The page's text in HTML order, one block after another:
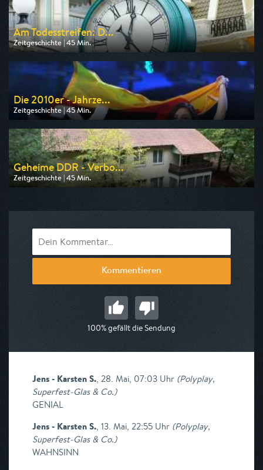
Am Todesstreifen: D...
Zeitgeschichte | 45 Min.
Ausgestrahlt von ZDF
am 13.08.2026, 01:45
Die 2010er - Jahrze...
Zeitgeschichte | 45 Min.
Ausgestrahlt von ZDF info
am 11.08.2026, 18:45
Geheime DDR - Verbo...
Zeitgeschichte | 45 Min.
Ausgestrahlt von ZDF info
Kommentieren
100% gefällt die Sendung
Jens - Karsten S., 28. Mai, 07:03 Uhr (Polyplay,
Superfest-Glas & Co.)
GENIAL
Jens - Karsten S., 13. Mai, 22:55 Uhr (Polyplay,
Superfest-Glas & Co.)
WAHNSINN